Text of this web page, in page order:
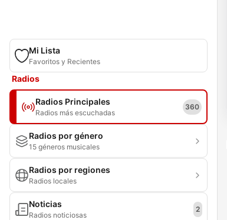
Mi Lista
Favoritos y Recientes
Radios
Radios Principales
Radios más escuchadas
360
Radios por género
15 géneros musicales
Radios por regiones
Radios locales
Noticias
Radios noticiosas
2